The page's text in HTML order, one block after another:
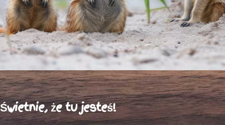
Świetnie, że tu jesteś!